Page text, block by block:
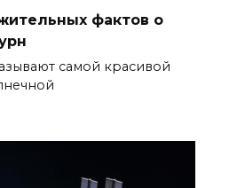
фактов о
самой красивой